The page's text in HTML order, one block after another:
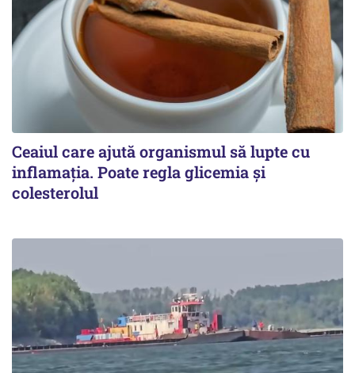
Ceaiul care ajută organismul să lupte cu
inflamația. Poate regla glicemia și
colesterolul